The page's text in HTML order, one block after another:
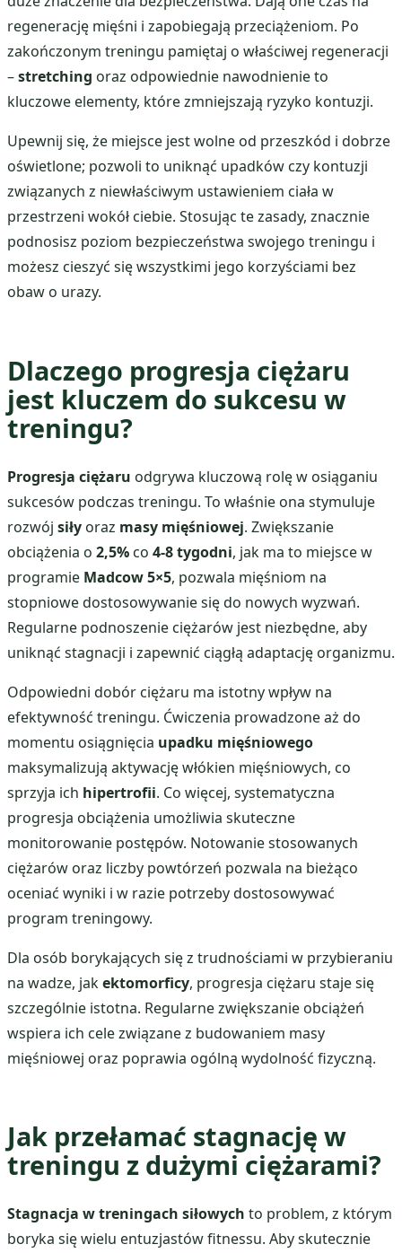
regenerację mięśni i zapobiegają przeciążeniom. Po
zakończonym treningu pamiętaj o właściwej regeneracji
–stretching oraz odpowiednie nawodnienie to
kluczowe elementy, które zmniejszają ryzyko kontuzji.
Upewnij się, że miejsce jest wolne od przeszkód i dobrze
oświetlone; pozwoli to uniknąć upadków czy kontuzji
związanych z niewłaściwym ustawieniem ciała w
przestrzeni wokół ciebie. Stosując te zasady, znacznie
podnosisz poziom bezpieczeństwa swojego treningu i
możesz cieszyć się wszystkimi jego korzyściami bez
obaw o urazy.
Dlaczego progresja ciężaru
jest kluczem do sukcesu w
treningu?
Progresja ciężaru odgrywa kluczową rolę w osiąganiu
sukcesów podczas treningu. To właśnie ona stymuluje
rozwój siły oraz masy mięśniowej. Zwiększanie
obciążenia o 2,5% co 4-8 tygodni, jak ma to miejsce w
programie Madcow 5×5, pozwala mięśniom na
stopniowe dostosowywanie się do nowych wyzwań.
Regularne podnoszenie ciężarów jest niezbędne, aby
uniknąć stagnacji i zapewnić ciągłą adaptację organizmu.
Odpowiedni dobór ciężaru ma istotny wpływ na
efektywność treningu. Ćwiczenia prowadzone aż do
momentu osiągnięcia upadku mięśniowego
maksymalizują aktywację włókien mięśniowych, co
sprzyja ich hipertrofii. Co więcej, systematyczna
progresja obciążenia umożliwia skuteczne
monitorowanie postępów. Notowanie stosowanych
ciężarów oraz liczby powtórzeń pozwala na bieżąco
oceniać wyniki i w razie potrzeby dostosowywać
program treningowy.
Dla osób borykających się z trudnościami w przybieraniu
na wadze, jakektomorficy, progresja ciężaru staje się
szczególnie istotna. Regularne zwiększanie obciążeń
wspiera ich cele związane z budowaniem masy
mięśniowej oraz poprawia ogólną wydolność fizyczną.
Jak przełamać stagnację w
treningu z dużymi ciężarami?
Stagnacja w treningach siłowych to problem, z którym
boryka się wielu entuzjastów fitnessu. Aby skutecznie